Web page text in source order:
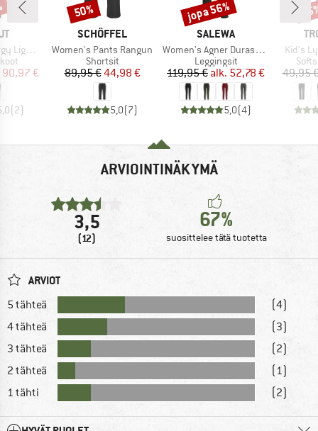
Tights
hinta
90,97 €
(2)
MERKKI
SCHÖFFEL
Tuote
Women's Pants Rangun
Tuoteryhmä
Shortsit
Hinta
89,95 €Alennettu hinta
44,98 €
5,0(7)
Alennus
50%
MERKKI
SALEWA
Tuote
Women's Agner Durastretch Tights
Tuoteryhmä
Leggingsit
Hinta
119,95 € Alennettu hinta
alk. 52,78 €
5,0(4)
Alennus
jopa 56%
Tuote
Kid's
49,95
ARVIOINTINÄKYMÄ
3,5
(12)
67%
suosittelee tätä tuotetta
ARVIOT
5 tähteä
(4)
4 tähteä
(3)
3 tähteä
(2)
2 tähteä
(1)
1 tähti
(2)